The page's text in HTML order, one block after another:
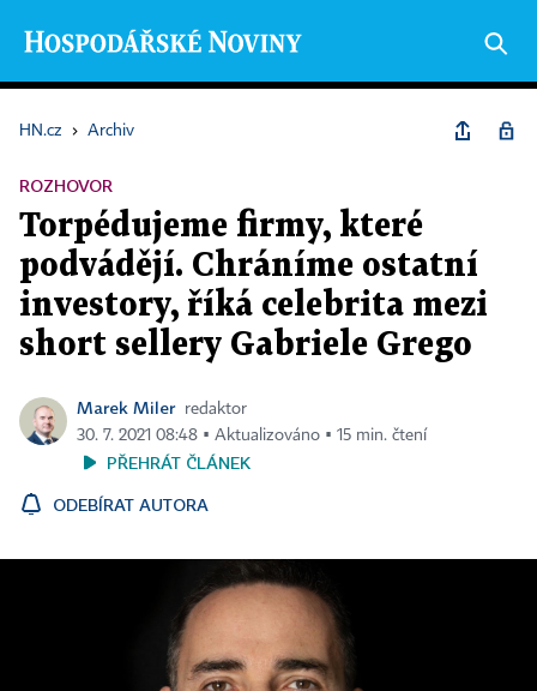
HN.cz › Archiv
ROZHOVOR
Torpédujeme firmy, které
podvádějí. Chráníme ostatní
investory, říká celebrita mezi
short sellery Gabriele Grego
Marek Miler
redaktor
30. 7. 2021 08:48 ▪ Aktualizováno ▪ 15 min. čtení
PŘEHRÁT ČLÁNEK
ODEBÍRAT AUTORA